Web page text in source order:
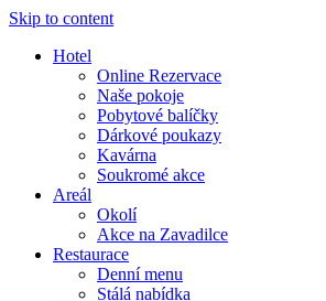
Skip to content
Hotel
Online Rezervace
Naše pokoje
Pobytové balíčky
Dárkové poukazy
Kavárna
Soukromé akce
Areál
Okolí
Akce na Zavadilce
Restaurace
Denní menu
Stálá nabídka